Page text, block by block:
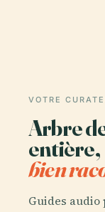
VOTRE
Arbre
entière,
bien
Guides audio